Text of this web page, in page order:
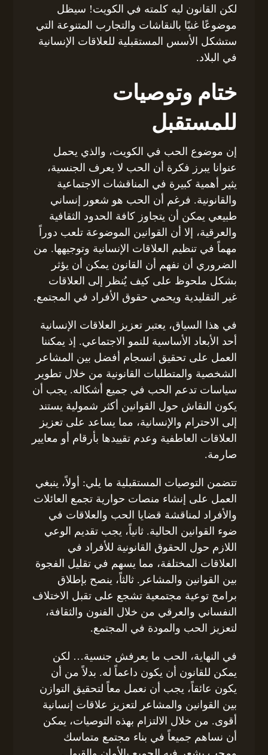
لكن القانون ليه كلمته في الكويت! سيظل
موضوعًا غنيًا بالنقاشات والتجارب المتنوعة التي
ستشكل الأسس المستقبلية للعلاقات الإنسانية
في البلاد.
ختام وتوصيات
للمستقبل
إن موضوع الحب في الكويت، والذي يحمل
عنوانا يبرز فكرة أن الحب لا يعرف الجنسية،
يثير أهمية كبيرة في المناقشات الاجتماعية
والقانونية. فرغم أن الحب هو شعور إنساني
طبيعي يمكن أن يتجاوز كافة الحدود الثقافية
والعرقية، إلا أن القوانين الموضوعة تلعب دوراً
مهماً في تنظيم العلاقات الإنسانية وتوجيهها. من
الضروري أن نفهم أن القانون يمكن أن يؤثر
بشكل ملحوظ على كيف يُنظر إلى العلاقات
غير التقليدية ويحمي حقوق الأفراد في المجتمع.
في هذا السياق، يعتبر تعزيز العلاقات الإنسانية
أحد الأبعاد الأساسية للنمو الاجتماعي. إذ يمكننا
العمل على تحقيق انسجام أفضل بين المشاعر
الشخصية والمتطلبات القانونية من خلال تطوير
سياسات تدعم الحب في جميع أشكاله. يجب أن
يكون النقاش حول القوانين أكثر شمولية يستند
إلى الاحترام والإنسانية، مما يساعد على تعزيز
العلاقات العاطفية وعدم تقييدها بأرقام أو معايير
صارمة.
تتضمن التوصيات المستقبلية ما يلي: أولاً، ينبغي
العمل على إنشاء منصات حوارية تجمع العائلات
والأفراد لمناقشة قضايا الحب والعلاقات في
ضوء القوانين الحالية. ثانياً، يجب تقديم الوعي
اللازم حول الحقوق القانونية للأفراد في
العلاقات المختلفة، مما يسهم في تقليل الفجوة
بين القوانين والمشاعر. ثالثاً، ينصح بإطلاق
برامج توعية مجتمعية تشجع على تقبل الاختلاف
النفساني والعرقي من خلال الفنون والثقافة،
لتعزيز الحب والمودة في المجتمع.
في النهاية، الحب ما يعرفش جنسية… لكن
يمكن للقانون أن يكون داعماً له. بدلاً من أن
يكون عائقاً، يجب أن نعمل معاً لتحقيق التوازن
بين القوانين والمشاعر لتعزيز علاقات إنسانية
أقوى. من خلال الالتزام بهذه التوصيات، يمكن
أن نساهم جميعاً في بناء مجتمع متماسك